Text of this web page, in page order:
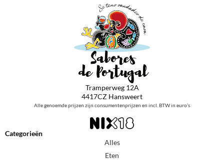
Tramperweg 12A
4417CZ Hansweert
Alle genoemde prijzen zijn consumentenprijzen en incl. BTW in euro’s
Categorieën
Alles
Eten